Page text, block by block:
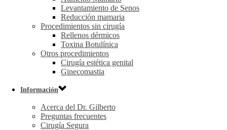
Levantamiento de Senos
Reducción mamaria
Procedimientos sin cirugía
Rellenos dérmicos
Toxina Botulínica
Otros procedimientos
Cirugía estética genital
Ginecomastia
Información
Acerca del Dr. Gilberto
Preguntas frecuentes
Cirugía Segura